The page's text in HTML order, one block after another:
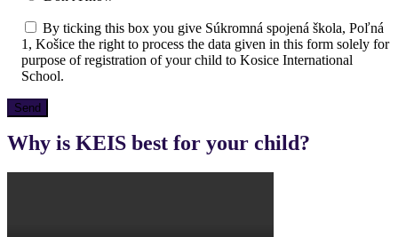
By ticking this box you give Súkromná spojená škola, Poľná
1, Košice the right to process the data given in this form solely for
purpose of registration of your child to Kosice International
School.
Why is KEIS best for your child?